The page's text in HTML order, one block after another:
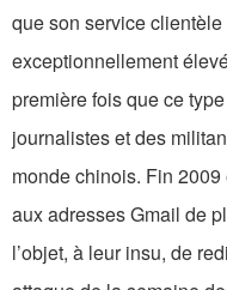
que son service
exceptionnellement
première fois que ce
journalistes et des
monde chinois. Fin
aux adresses Gmail de
l’objet, à leur insu, de